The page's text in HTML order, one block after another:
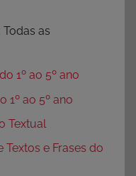
: Todas as
1º ao 5º ano
1º ao 5º ano
Textual
e Frases do